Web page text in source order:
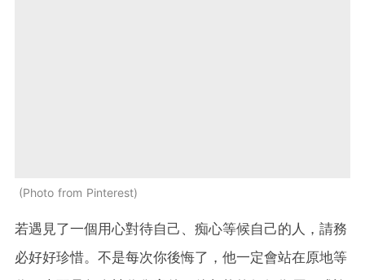
Photo from Pinterest
若遇見了一個用心對待自己、痴心等候自己的人，請務
必好好珍惜。不是每次你後悔了，他一定會站在原地等